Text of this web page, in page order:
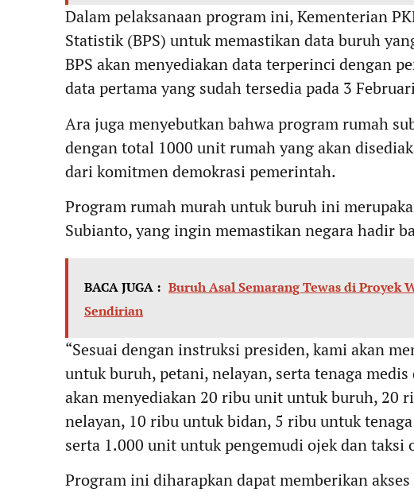
Dalam pelaksanaan program ini, Kementerian
Statistik (BPS) untuk memastikan data buruh
BPS akan menyediakan data terperinci dengan
data pertama yang sudah tersedia pada 3
Ara juga menyebutkan bahwa program rumah
dengan total 1000 unit rumah yang akan
dari komitmen demokrasi pemerintah.
Program rumah murah untuk buruh ini
Subianto, yang ingin memastikan negara hadir
BACA JUGA : Buruh Asal Semarang Tewas di
Sendirian
“Sesuai dengan instruksi presiden, kami akan
untuk buruh, petani, nelayan, serta tenaga
akan menyediakan 20 ribu unit untuk buruh, 20
nelayan, 10 ribu untuk bidan, 5 ribu untuk
serta 1.000 unit untuk pengemudi ojek dan taksi
Program ini diharapkan dapat memberikan